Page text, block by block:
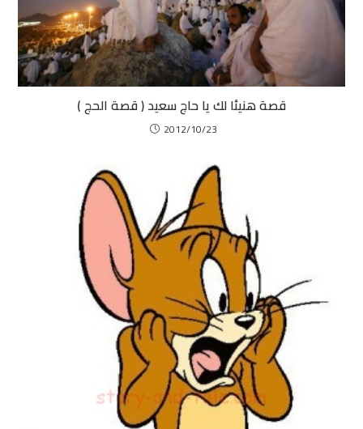
قصة هنيئا لك يا حاج سعيد ( قصة الحج )
2012/10/23